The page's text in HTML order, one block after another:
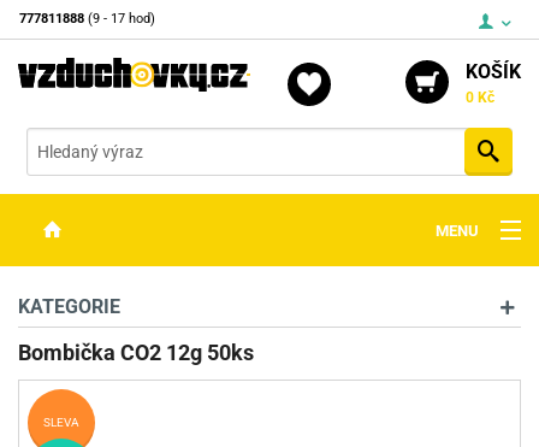
777811888 (9 - 17 hod)
KOŠÍK
0 Kč
MENU
OPTIKA
STŘELIVO
PŘÍSLUŠENSTVÍ
KATEGORIE
Bombička CO2 12g 50ks
SLEVA